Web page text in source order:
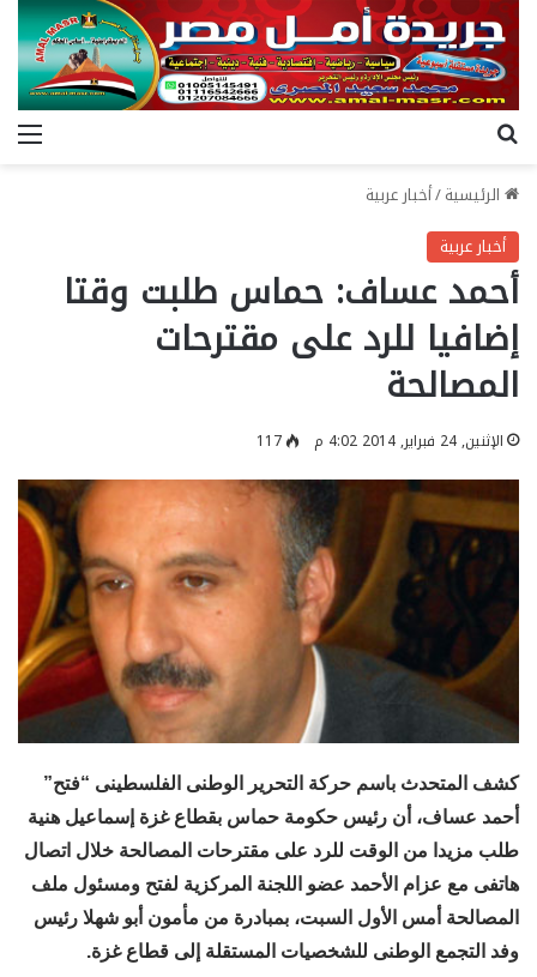
الرئيسية/أخبار عربية
أخبار عربية
أحمد عساف: حماس طلبت وقتا
إضافيا للرد على مقترحات
المصالحة
الإثنين, 24 فبراير, 2014 4:02 م 117
كشف المتحدث باسم حركة التحرير الوطنى الفلسطينى “فتح”
أحمد عساف، أن رئيس حكومة حماس بقطاع غزة إسماعيل هنية
طلب مزيدا من الوقت للرد على مقترحات المصالحة خلال اتصال
هاتفى مع عزام الأحمد عضو اللجنة المركزية لفتح ومسئول ملف
المصالحة أمس الأول السبت، بمبادرة من مأمون أبو شهلا رئيس
وفد التجمع الوطنى للشخصيات المستقلة إلى قطاع غزة.